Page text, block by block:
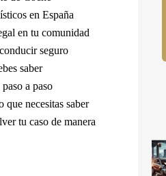
en España
en tu comunidad
seguro
saber
a paso
que necesitas saber
tu caso de manera